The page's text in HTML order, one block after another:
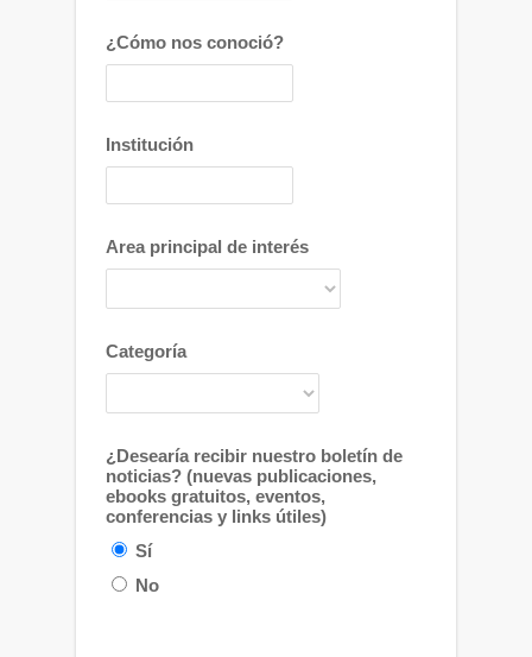
¿Cómo nos conoció?
Institución
Area principal de interés
Categoría
¿Desearía recibir nuestro boletín de
noticias? (nuevas publicaciones,
ebooks gratuitos, eventos,
conferencias y links útiles)
Sí
No